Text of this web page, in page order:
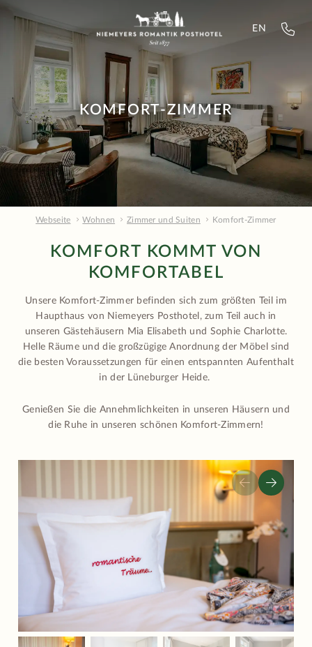
EN
KOMFORT-ZIMMER
Webseite Wohnen Zimmer und Suiten Komfort-Zimmer
KOMFORT KOMMT VON
KOMFORTABEL
Unsere Komfort-Zimmer befinden sich zum größten Teil im
Haupthaus von Niemeyers Posthotel, zum Teil auch in
unseren Gästehäusern Mia Elisabeth und Sophie Charlotte.
Helle Räume und die großzügige Anordnung der Möbel sind
die besten Voraussetzungen für einen entspannten Aufenthalt
in der Lüneburger Heide.
Genießen Sie die Annehmlichkeiten in unseren Häusern und
die Ruhe in unseren schönen Komfort-Zimmern!